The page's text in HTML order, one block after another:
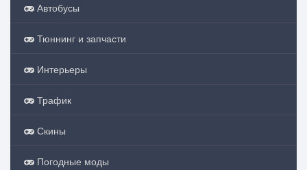
Автобусы
Тюннинг и запчасти
Интерьеры
Трафик
Скины
Погодные моды